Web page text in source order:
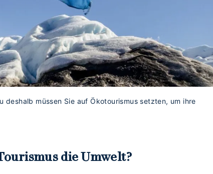
deshalb müssen Sie auf Ökotourismus setzten, um ihre
die Umwelt?